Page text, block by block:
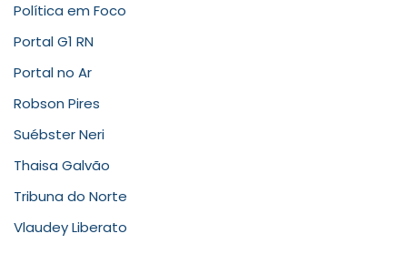
Política em Foco
Portal G1 RN
Portal no Ar
Robson Pires
Suébster Neri
Thaisa Galvão
Tribuna do Norte
Vlaudey Liberato